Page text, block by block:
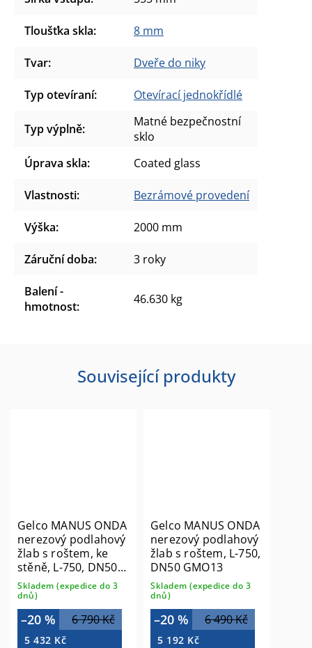
Tloušťka skla: 8 mm
Tvar: Dveře do niky
Typ otevíraní: Otevírací jednokřídlé
Typ výplně:
Matné bezpečnostní
sklo
Úprava skla: Coated glass
Vlastnosti: Bezrámové provedení
Výška: 2000 mm
Záruční doba: 3 roky
Balení -
hmotnost: 46.630 kg
Související produkty
Gelco MANUS ONDA
nerezový podlahový
žlab s roštem, ke
stěně, L-750, DN50
GMO23
Skladem (expedice do 3
dnů)
6 790 Kč
–20 %
5 432 Kč
Gelco MANUS ONDA
nerezový podlahový
žlab s roštem, L-750,
DN50 GMO13
Skladem (expedice do 3
dnů)
6 490 Kč
–20 %
5 192 Kč